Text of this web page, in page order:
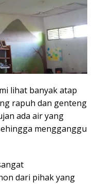
lihat banyak atap
rapuh dan genteng
ada air yang
mengganggu
dari pihak yang